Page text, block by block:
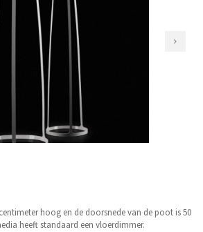
hoog en de doorsnede van de poot is 50
heeft standaard een vloerdimmer.